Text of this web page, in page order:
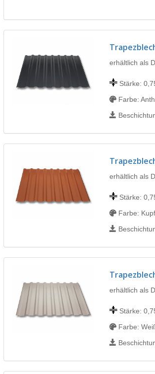
erhältlich als
Stärke:
Farbe:
erhältlich als
Stärke:
Farbe:
erhältlich als
Stärke:
Farbe: